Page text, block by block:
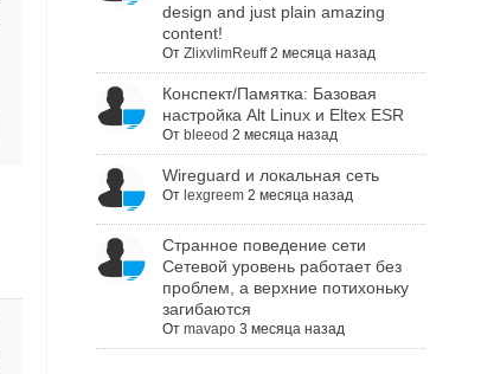
design and just plain amazing
content!
От ZlixvlimReuff 2 месяца назад
Конспект/Памятка: Базовая
настройка Alt Linux и Eltex ESR
От bleeod 2 месяца назад
Wireguard и локальная сеть
От lexgreem 2 месяца назад
Cтранное поведение сети
Сетевой уровень работает без
проблем, а верхние потихоньку
загибаются
От mavapo 3 месяца назад